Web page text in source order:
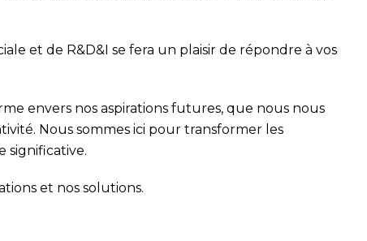
et de R&D&I se fera un plaisir de répondre à vos
envers nos aspirations futures, que nous nous
Nous sommes ici pour transformer les
significative.
et nos solutions.